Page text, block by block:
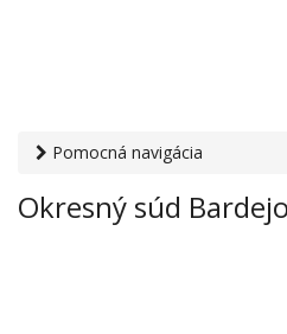
Pomocná navigácia
Okresný súd Bardejov
Okresný súd